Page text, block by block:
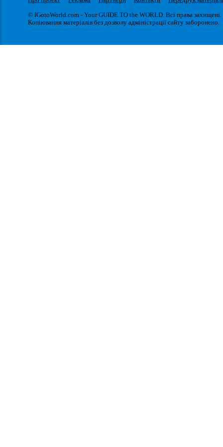
© IGotoWorld.com - Your GUIDE TO the WORLD. Всі права захищені.
Копіювання матеріалів без дозволу адміністрації сайту заборонено.